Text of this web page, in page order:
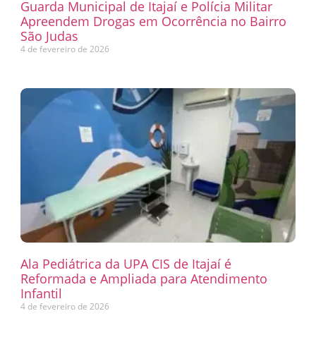
Guarda Municipal de Itajaí e Polícia Militar
Apreendem Drogas em Ocorrência no Bairro
São Judas
4 de fevereiro de 2026
Ala Pediátrica da UPA CIS de Itajaí é
Reformada e Ampliada para Atendimento
Infantil
4 de fevereiro de 2026